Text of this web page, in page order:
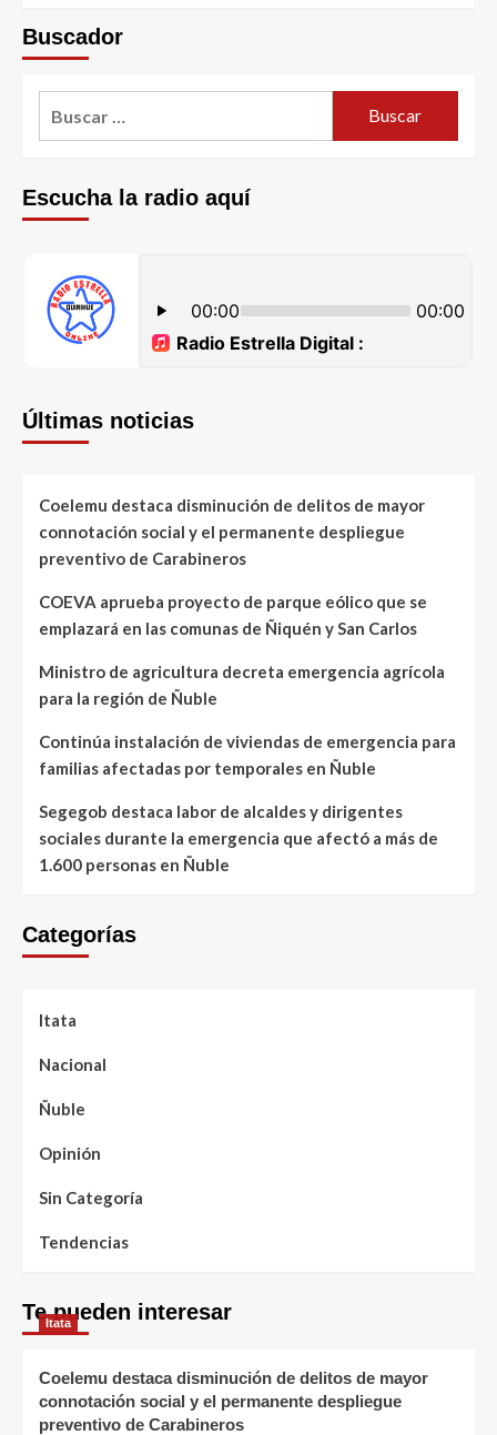
Buscador
Escucha la radio aquí
Últimas noticias
Coelemu destaca disminución de delitos de mayor
connotación social y el permanente despliegue
preventivo de Carabineros
COEVA aprueba proyecto de parque eólico que se
emplazará en las comunas de Ñiquén y San Carlos
Ministro de agricultura decreta emergencia agrícola
para la región de Ñuble
Continúa instalación de viviendas de emergencia para
familias afectadas por temporales en Ñuble
Segegob destaca labor de alcaldes y dirigentes
sociales durante la emergencia que afectó a más de
1.600 personas en Ñuble
Categorías
Itata
Nacional
Ñuble
Opinión
Sin Categoría
Tendencias
Te pueden interesar
Itata
Coelemu destaca disminución de delitos de mayor
connotación social y el permanente despliegue
preventivo de Carabineros